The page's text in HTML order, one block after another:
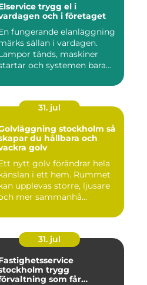
trygg el i
och i företaget
fungerande elanläggning
sällan i vardagen.
tänds, maskiner
och systemen bara...
31. jul
stockholm så
du hållbara och
golv
nytt golv förändrar hela
i ett hem. Rummet
upplevas större, ljusare
mer sammanhå...
31. jul
trygg
som får